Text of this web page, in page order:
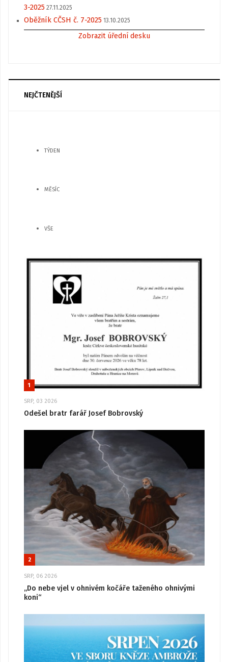
3-2025 27.11.2025
Oběžník CČSH č. 7-2025 13.10.2025
Zobrazit úřední desku
NEJČTENĚJŠÍ
TÝDEN
MĚSÍC
VŠE
1
SRP, 03 2026
Odešel bratr farář Josef Bobrovský
2
SRP, 06 2026
„Do nebe vjel v ohnivém kočáře taženého ohnivými
koni“